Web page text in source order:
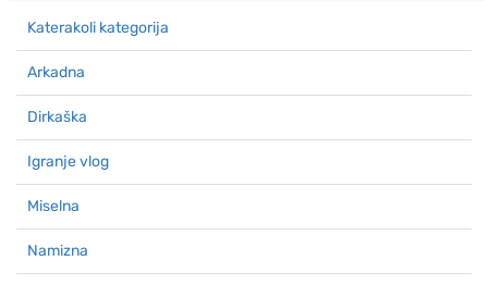
Katerakoli kategorija
Arkadna
Dirkaška
Igranje vlog
Miselna
Namizna